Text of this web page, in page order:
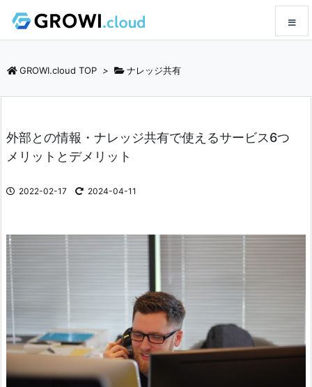
GROWI.cloud TOP > ナレッジ共有
外部との情報・ナレッジ共有で使えるサービス6つ
メリットとデメリット
2022-02-17 2024-04-11